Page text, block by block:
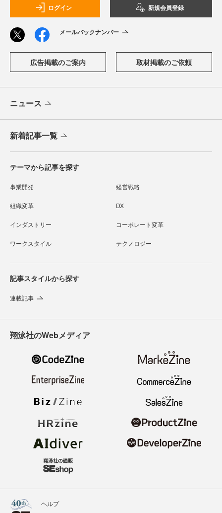
ログイン 新規会員登録
メールバックナンバー
広告掲載のご案内 取材掲載のご依頼
ニュース
新着記事一覧
テーマから記事を探す
事業開発 経営戦略
組織変革 DX
インダストリー コーポレート変革
ワークスタイル テクノロジー
記事スタイルから探す
連載記事
翔泳社のWebメディア
ヘルプ